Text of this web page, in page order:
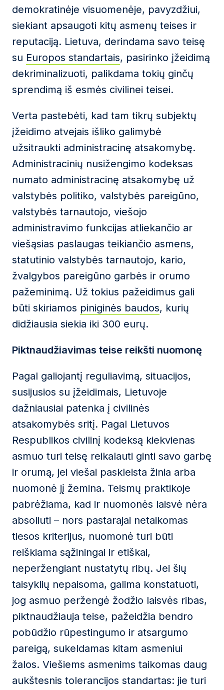
demokratinėje visuomenėje, pavyzdžiui,
siekiant apsaugoti kitų asmenų teises ir
reputaciją. Lietuva, derindama savo teisę
su Europos standartais, pasirinko įžeidimą
dekriminalizuoti, palikdama tokių ginčų
sprendimą iš esmės civilinei teisei.
Verta pastebėti, kad tam tikrų subjektų
įžeidimo atvejais išliko galimybė
užsitraukti administracinę atsakomybę.
Administracinių nusižengimo kodeksas
numato administracinę atsakomybę už
valstybės politiko, valstybės pareigūno,
valstybės tarnautojo, viešojo
administravimo funkcijas atliekančio ar
viešąsias paslaugas teikiančio asmens,
statutinio valstybės tarnautojo, kario,
žvalgybos pareigūno garbės ir orumo
pažeminimą. Už tokius pažeidimus gali
būti skiriamos piniginės baudos, kurių
didžiausia siekia iki 300 eurų.
Piktnaudžiavimas teise reikšti nuomonę
Pagal galiojantį reguliavimą, situacijos,
susijusios su įžeidimais, Lietuvoje
dažniausiai patenka į civilinės
atsakomybės sritį. Pagal Lietuvos
Respublikos civilinį kodeksą kiekvienas
asmuo turi teisę reikalauti ginti savo garbę
ir orumą, jei viešai paskleista žinia arba
nuomonė jį žemina. Teismų praktikoje
pabrėžiama, kad ir nuomonės laisvė nėra
absoliuti – nors pastarajai netaikomas
tiesos kriterijus, nuomonė turi būti
reiškiama sąžiningai ir etiškai,
neperžengiant nustatytų ribų. Jei šių
taisyklių nepaisoma, galima konstatuoti,
jog asmuo peržengė žodžio laisvės ribas,
piktnaudžiauja teise, pažeidžia bendro
pobūdžio rūpestingumo ir atsargumo
pareigą, sukeldamas kitam asmeniui
žalos. Viešiems asmenims taikomas daug
aukštesnis tolerancijos standartas: jie turi